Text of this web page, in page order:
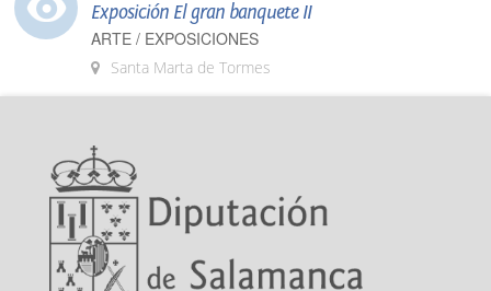
Exposición El gran banquete II
ARTE / EXPOSICIONES
Santa Marta de Tormes